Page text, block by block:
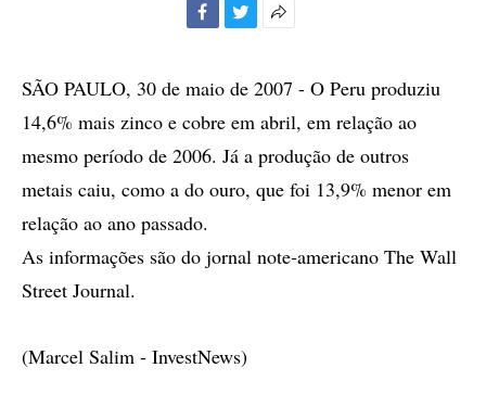
compartilhamento
SÃO PAULO, 30 de maio de 2007 - O Peru produziu
14,6% mais zinco e cobre em abril, em relação ao
mesmo período de 2006. Já a produção de outros
metais caiu, como a do ouro, que foi 13,9% menor em
relação ao ano passado.
As informações são do jornal note-americano The Wall
Street Journal.
(Marcel Salim - InvestNews)